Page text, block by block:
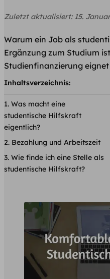
Zuletzt aktualisiert: 15.
Warum ein Job als
Ergänzung zum Studium
Studienfinanzierung eignet
Inhaltsverzeichnis:
Was macht eine
studentische Hilfskraft
eigentlich?
Bezahlung und Arbeitszeit
Wie finde ich eine Stelle als
studentische Hilfskraft?